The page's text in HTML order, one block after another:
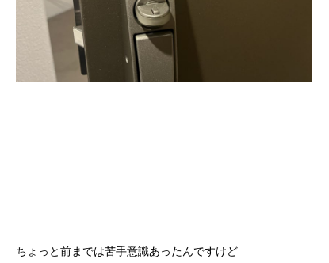
ちょっと前までは苦手意識あったんですけど